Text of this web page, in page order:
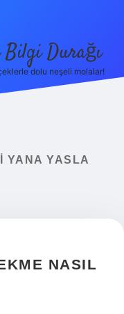
Bilgi Durağı
dolu neşeli molalar!
YANA YASLA
NASIL